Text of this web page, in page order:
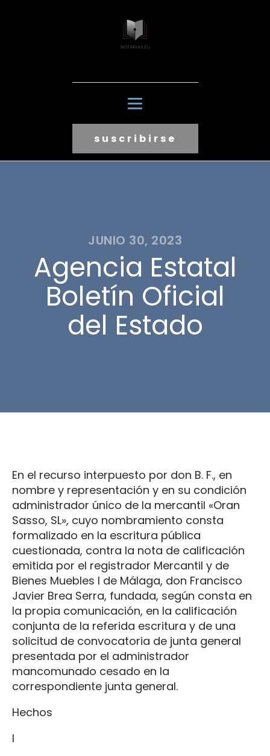
suscribirse
JUNIO 30, 2023
Agencia Estatal
Boletín Oficial
del Estado
En el recurso interpuesto por don B. F., en
nombre y representación y en su condición
administrador único de la mercantil «Oran
Sasso, SL», cuyo nombramiento consta
formalizado en la escritura pública
cuestionada, contra la nota de calificación
emitida por el registrador Mercantil y de
Bienes Muebles I de Málaga, don Francisco
Javier Brea Serra, fundada, según consta en
la propia comunicación, en la calificación
conjunta de la referida escritura y de una
solicitud de convocatoria de junta general
presentada por el administrador
mancomunado cesado en la
correspondiente junta general.
Hechos
I